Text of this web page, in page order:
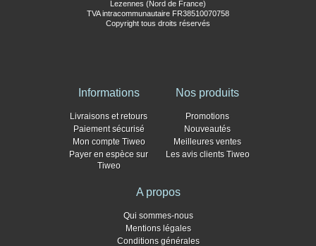
Lezennes (Nord de France)
TVA intracommunautaire FR38510070758
Copyright tous droits réservés
Informations
Livraisons et retours
Paiement sécurisé
Mon compte Tiweo
Payer en espèce sur
Tiweo
Nos produits
Promotions
Nouveautés
Meilleures ventes
Les avis clients Tiweo
A propos
Qui sommes-nous
Mentions légales
Conditions générales